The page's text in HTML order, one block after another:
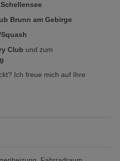
Brunn am Gebirge
Club und zum
Ich freue mich auf Ihre